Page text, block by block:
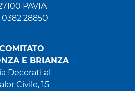
PAVIA
28850
E BRIANZA
Decorati al
Civile, 15